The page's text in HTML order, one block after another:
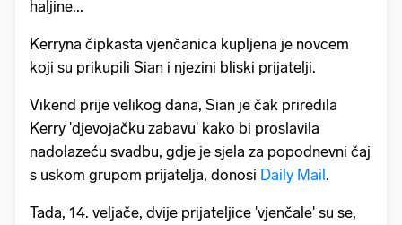
haljine...
Kerryna čipkasta vjenčanica kupljena je novcem
koji su prikupili Sian i njezini bliski prijatelji.
Vikend prije velikog dana, Sian je čak priredila
Kerry 'djevojačku zabavu' kako bi proslavila
nadolazeću svadbu, gdje je sjela za popodnevni čaj
s uskom grupom prijatelja, donosi Daily Mail.
Tada, 14. veljače, dvije prijateljice 'vjenčale' su se,